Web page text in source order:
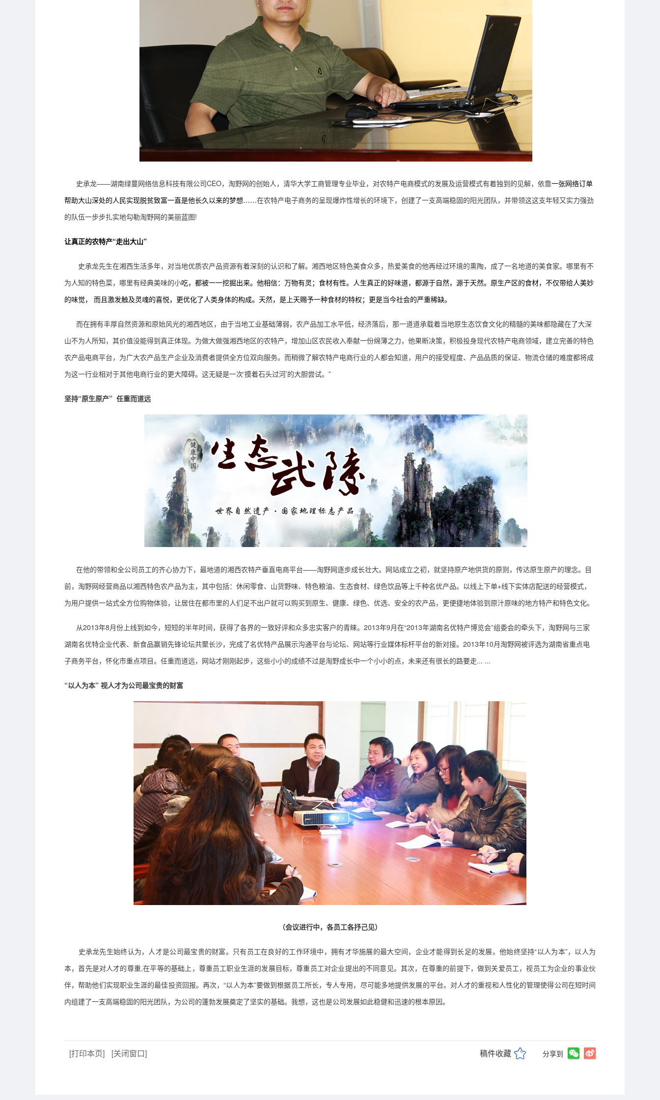
史承龙——湖南绿蔓网络信息科技有限公司CEO， 淘野网的创始人， 清华大学工商管理专业毕业，对农特产电商模式的发展及运营模式有着独到的见解，依靠一张网络订单
帮助大山深处的人民实现脱贫致富一直是他长久以来的梦想……在农特产电子商务的呈现爆炸性增长的环境下， 创建了一支高端稳固的阳光团队，并带领这这支年轻又实力强劲
的队伍一步步扎实地勾勒淘野网的美丽蓝图!
让真正的农特产“走出大山”
史承龙先生在湘西生活多年， 对当地优质农产品资源有着深刻的认识和了解。湘西地区特色美食众多，热爱美食的他再经过环境的熏陶，成了一名地道的美食家。哪里有不
为人知的特色菜，哪里有经典美味的小吃，都被一一挖掘出来。他相信：万物有灵；食材有性。 人生真正的好味道， 都源于自然，源于天然。 原生产区的食材，不仅带给人美妙
的味觉， 而且激发触及灵魂的喜悦，更优化了人类身体的构成。 天然，是上天赐予一种食材的特权； 更是当今社会的严重稀缺。
而在拥有丰厚自然资源和原始风光的湘西地区， 由于当地工业基础薄弱，农产品加工水平低，经济落后，那一道道承载着当地原生态饮食文化的精髓的美味都隐藏在了大深
山不为人所知， 其价值没能得到真正体现。为做大做强湘西地区的农特产，增加山区农民收入奉献一份绵薄之力， 他果断决策，积极投身现代农特产电商领域，建立完善的特色
农产品电商平台，为广大农产品生产企业及消费者提供全方位双向服务。 而稍微了解农特产电商行业的人都会知道，用户的接受程度、产品品质的保证、 物流仓储的难度都将成
为这一行业相对于其他电商行业的更大障碍。 这无疑是一次‘摸着石头过河’的大胆尝试。”
坚持“原生原产” 任重而道远
在他的带领和全公司员工的齐心协力下， 最地道的湘西农特产垂直电商平台——淘野网逐步成长壮大。 网站成立之初，就坚持原产地供货的原则，传达原生原产的理念。 目
前，淘野网经营商品以湘西特色农产品为主，其中包括：休闲零食、山货野味、特色粮油、生态食材、绿色饮品等上千种名优产品。以线上下单+线下实体店配送的经营模式，
为用户提供一站式全方位购物体验，让居住在都市里的人们足不出户就可以购买到原生、健康、绿色、优选、安全的农产品，更便捷地体验到原汁原味的地方特产和特色文化。
从2013年8月份上线到如今，短短的半年时间，获得了各界的一致好评和众多忠实客户的青睐。 2013年9月在“2013年湖南名优特产博览会”组委会的牵头下， 淘野网与三家
湖南名优特企业代表、 新食品赢销先锋论坛共聚长沙，完成了名优特产品展示沟通平台与论坛、网站等行业媒体标杆平台的新对接。 2013年10月淘野网被评选为湖南省重点电
子商务平台，怀化市重点项目。任重而道远，网站才刚刚起步，这些小小的成绩不过是淘野成长中一个小小的点，未来还有很长的路要走... ...
“以人为本” 视人才为公司最宝贵的财富
（会议进行中，各员工各抒己见）
史承龙先生始终认为，人才是公司最宝贵的财富。只有员工在良好的工作环境中，拥有才华施展的最大空间，企业才能得到长足的发展。 他始终坚持“以人为本”，以人为
本，首先是对人才的尊重,在平等的基础上，尊重员工职业生涯的发展目标，尊重员工对企业提出的不同意见。其次，在尊重的前提下，做到关爱员工，视员工为企业的事业伙
伴，帮助他们实现职业生涯的最佳投资回报。再次，“以人为本”要做到根据员工所长，专人专用，尽可能多地提供发展的平台。 对人才的重视和人性化的管理使得公司在短时间
内组建了一支高端稳固的阳光团队， 为公司的蓬勃发展奠定了坚实的基础。 我想，这也是公司发展如此稳健和迅速的根本原因。
[打印本页] [关闭窗口] 稿件收藏 分享到